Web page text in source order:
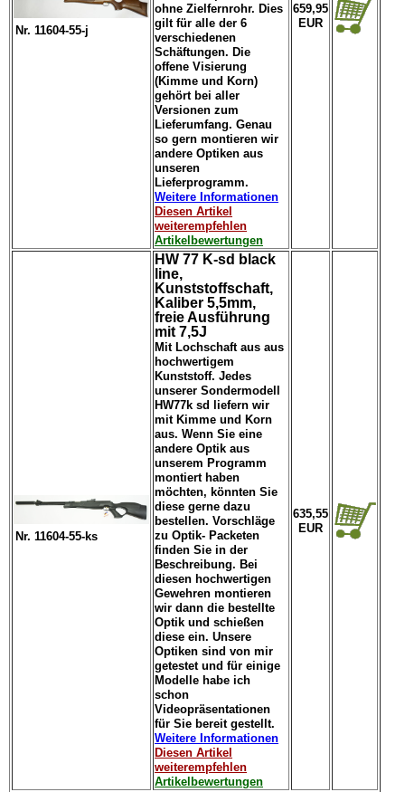
Nr. 11604-55-j
ohne Zielfernrohr. Dies
gilt für alle der 6
verschiedenen
Schäftungen. Die
offene Visierung
(Kimme und Korn)
gehört bei aller
Versionen zum
Lieferumfang. Genau
so gern montieren wir
andere Optiken aus
unseren
Lieferprogramm.
Weitere Informationen
Diesen Artikel
weiterempfehlen
Artikelbewertungen
659,95
EUR
Nr. 11604-55-ks
HW 77 K-sd black
line,
Kunststoffschaft,
Kaliber 5,5mm,
freie Ausführung
mit 7,5J
Mit Lochschaft aus aus
hochwertigem
Kunststoff. Jedes
unserer Sondermodell
HW77k sd liefern wir
mit Kimme und Korn
aus. Wenn Sie eine
andere Optik aus
unserem Programm
montiert haben
möchten, könnten Sie
diese gerne dazu
bestellen. Vorschläge
zu Optik- Packeten
finden Sie in der
Beschreibung. Bei
diesen hochwertigen
Gewehren montieren
wir dann die bestellte
Optik und schießen
diese ein. Unsere
Optiken sind von mir
getestet und für einige
Modelle habe ich
schon
Videopräsentationen
für Sie bereit gestellt.
Weitere Informationen
Diesen Artikel
weiterempfehlen
Artikelbewertungen
635,55
EUR